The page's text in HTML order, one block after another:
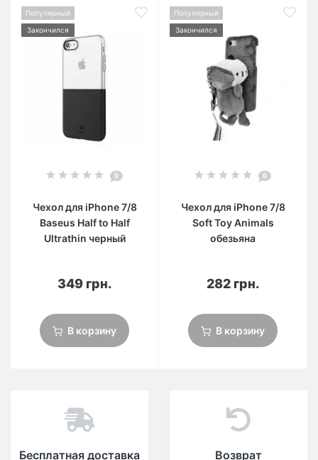
Популярный
Закончился
0
Чехол для iPhone 7/8
Baseus Half to Half
Ultrathin черный
349 грн.
В корзину
Популярный
Закончился
0
Чехол для iPhone 7/8
Soft Toy Animals
обезьяна
282 грн.
В корзину
Бесплатная доставка Возврат